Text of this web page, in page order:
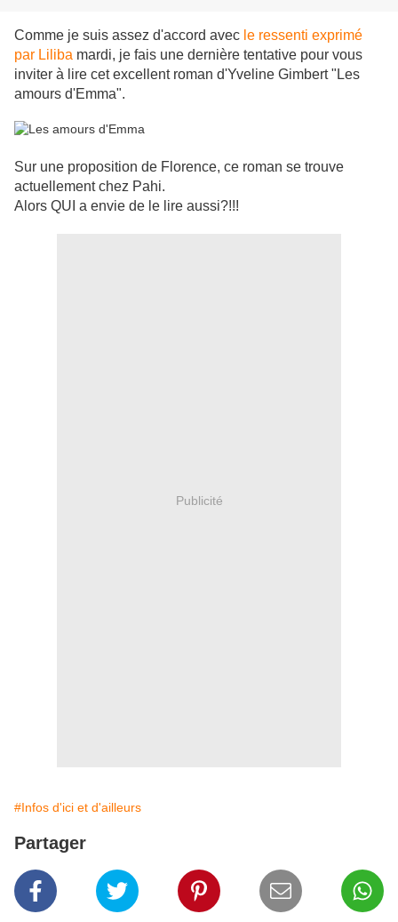
Comme je suis assez d'accord avec le ressenti exprimé
par Liliba mardi, je fais une dernière tentative pour vous
inviter à lire cet excellent roman d'Yveline Gimbert "Les
amours d'Emma".
Sur une proposition de Florence, ce roman se trouve
actuellement chez Pahi.
Alors QUI a envie de le lire aussi?!!!
Publicité
#Infos d'ici et d'ailleurs
Partager